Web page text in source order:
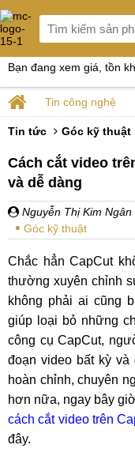
Bạn đang xem giá, tồn
Tin công nghệ
Tin tức Góc kỹ thuật
Cách cắt video
và dễ dàng
Nguyễn Thị Kim Ngân
Góc kỹ thuật
Chắc hẳn CapCut
thường xuyên chỉnh
không phải ai cũng
giúp loại bỏ những
công cụ CapCut,
đoạn video bất kỳ và
hoàn chỉnh, chuyên
hơn nữa, ngay bây
cách cắt video trên
đây.